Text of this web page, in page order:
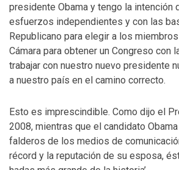
presidente Obama y tengo la intención
esfuerzos independientes y con las
Republicano para elegir a los
Cámara para obtener un Congreso con
trabajar con nuestro nuevo presidente
a nuestro país en el camino correcto.
Esto es imprescindible. Como dijo el
2008, mientras que el candidato
falderos de los medios de
récord y la reputación de su esposa,